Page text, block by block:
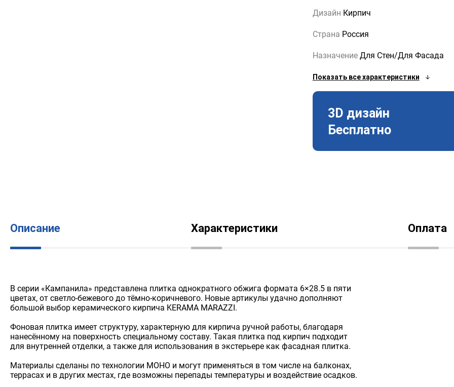
Дизайн Кирпич
Страна Россия
Назначение Для Стен/Для Фасада
Показать все характеристики
3D дизайн
Бесплатно
Описание Характеристики Оплата
В серии «Кампанила» представлена плитка однократного обжига формата 6×28.5 в пяти
цветах, от светло-бежевого до тёмно-коричневого. Новые артикулы удачно дополняют
большой выбор керамического кирпича KERAMA MARAZZI.
Фоновая плитка имеет структуру, характерную для кирпича ручной работы, благодаря
нанесённому на поверхность специальному составу. Такая плитка под кирпич подходит
для внутренней отделки, а также для использования в экстерьере как фасадная плитка.
Материалы сделаны по технологии МОНО и могут применяться в том числе на балконах,
террасах и в других местах, где возможны перепады температуры и воздействие осадков.